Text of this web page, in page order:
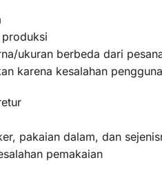
ukuran berbeda dari
karena kesalahan
pakaian dalam, dan
pemakaian